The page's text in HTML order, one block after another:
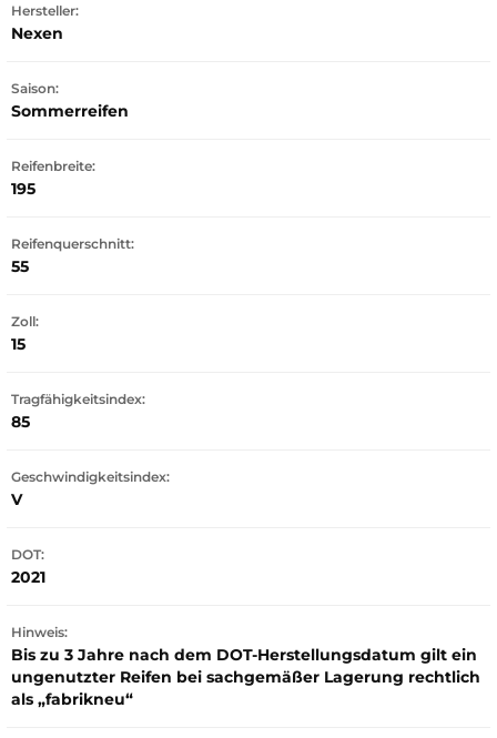
Hersteller:
Nexen
Saison:
Sommerreifen
Reifenbreite:
195
Reifenquerschnitt:
55
Zoll:
15
Tragfähigkeitsindex:
85
Geschwindigkeitsindex:
V
DOT:
2021
Hinweis:
Bis zu 3 Jahre nach dem DOT-Herstellungsdatum gilt ein
ungenutzter Reifen bei sachgemäßer Lagerung rechtlich
als „fabrikneu“